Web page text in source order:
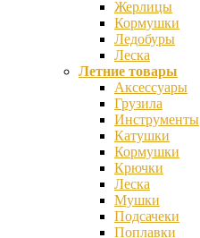
Жерлицы
Кормушки
Ледобуры
Леска
Летние товары
Аксессуары
Грузила
Инструменты
Катушки
Кормушки
Крючки
Леска
Мушки
Подсачеки
Поплавки